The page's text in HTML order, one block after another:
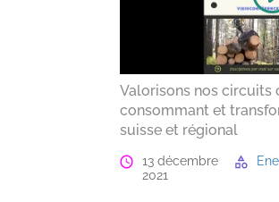
Valorisons nos circuits
consommant et
suisse et régional
13 décembre
2021